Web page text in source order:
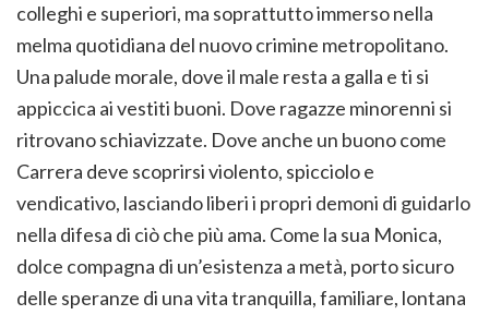
colleghi e superiori, ma soprattutto immerso nella
melma quotidiana del nuovo crimine metropolitano.
Una palude morale, dove il male resta a galla e ti si
appiccica ai vestiti buoni. Dove ragazze minorenni si
ritrovano schiavizzate. Dove anche un buono come
Carrera deve scoprirsi violento, spicciolo e
vendicativo, lasciando liberi i propri demoni di guidarlo
nella difesa di ciò che più ama. Come la sua Monica,
dolce compagna di un’esistenza a metà, porto sicuro
delle speranze di una vita tranquilla, familiare, lontana